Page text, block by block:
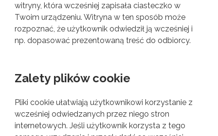
witryny, która wcześniej zapisała ciasteczko w
Twoim urządzeniu. Witryna w ten sposób może
rozpoznać, że użytkownik odwiedził ją wcześniej i
np. dopasować prezentowaną treść do odbiorcy.
Zalety plików cookie
Pliki cookie ułatwiają użytkownikowi korzystanie z
wcześniej odwiedzanych przez niego stron
internetowych. Jeśli użytkownik korzysta z tego